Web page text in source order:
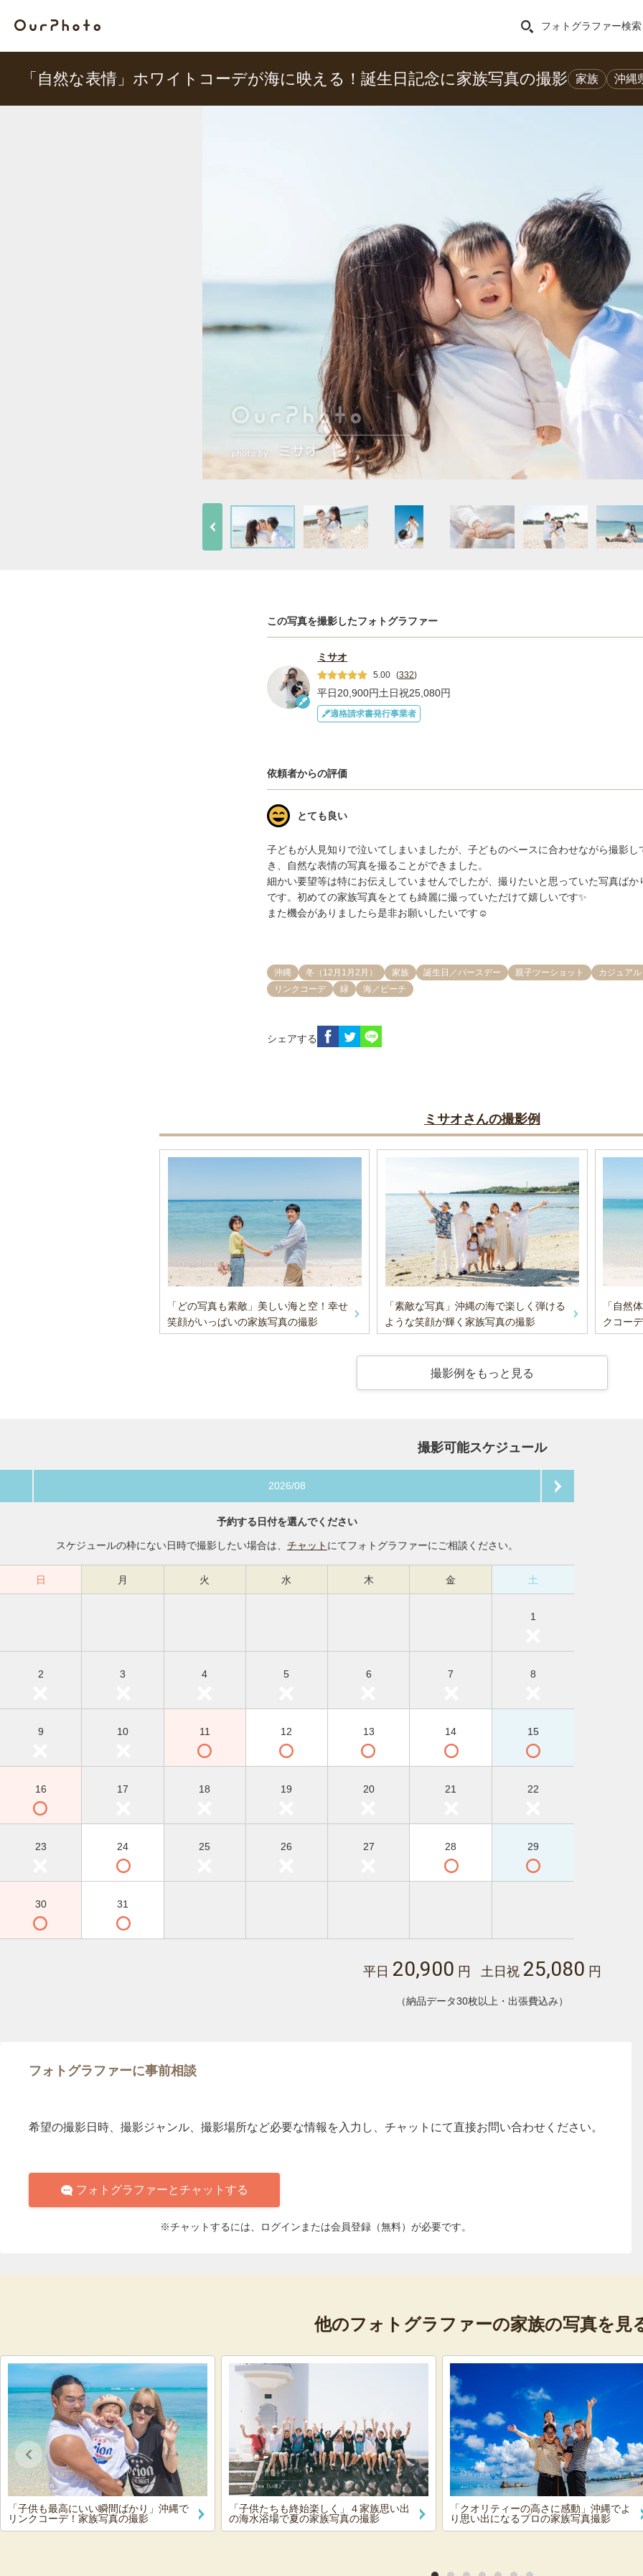
フォトグラファー検索
「自然な表情」ホワイトコーデが海に映える！誕生日記念に家族写真の撮影 家族 沖縄
この写真を撮影したフォトグラファー
ミサオ
5.00 (332)
平日20,900円土日祝25,080円
適格請求書発行事業者
依頼者からの評価
とても良い
子どもが人見知りで泣いてしまいましたが、子どものペースに合わせながら撮影し
き、自然な表情の写真を撮ることができました。
細かい要望等は特にお伝えしていませんでしたが、撮りたいと思っていた写真ばか
です。初めての家族写真をとても綺麗に撮っていただけて嬉しいです✨
また機会がありましたら是非お願いしたいです☺️
沖縄 冬（12月1月2月） 家族 誕生日／バースデー 親子ツーショット
カジュアル
リンクコーデ
緑 海／ビーチ
シェアする
ミサオさんの撮影例
「どの写真も素敵」美しい海と空！幸せ
笑顔がいっぱいの家族写真の撮影
「素敵な写真」沖縄の海で楽しく弾ける
ような笑顔が輝く家族写真の撮影
「自然
クコー
撮影例をもっと見る
撮影可能スケジュール
2026/08
予約する日付を選んでください
スケジュールの枠にない日時で撮影したい場合は、 チャット にてフォトグラファーにご相談ください。
日 月 火 水 木 金 土
1
2 3 4 5 6 7 8
9 10 11 12 13 14 15
16 17 18 19 20 21 22
23 24 25 26 27 28 29
30 31
平日 20,900 円 土日祝 25,080 円
（納品データ30枚以上・出張費込み）
フォトグラファーに事前相談
希望の撮影日時、撮影ジャンル、撮影場所など必要な情報を入力し、チャットにて直接お問い合わせください。
フォトグラファーとチャットする
※チャットするには、ログインまたは会員登録（無料）が必要です。
他のフォトグラファーの家族の写真を見
「子供も最高にいい瞬間ばかり」沖縄で
リンクコーデ！家族写真の撮影
「子供たちも終始楽しく」４家族思い出
の海水浴場で夏の家族写真の撮影
「クオリティーの高さに感動」沖縄でよ
り思い出になるプロの家族写真撮影